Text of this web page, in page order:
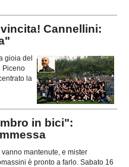
Cannellini:
gioia del
Piceno
la
in bici":
mantenute, e mister
è pronto a farlo. Sabato 16